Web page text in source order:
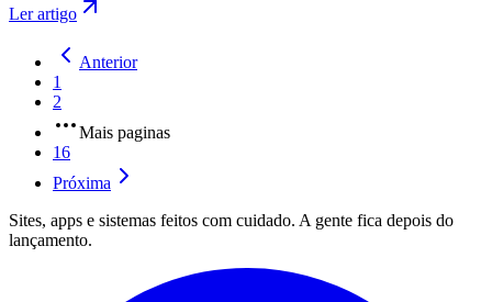
Ler artigo
Anterior
1
2
Mais paginas
16
Próxima
Sites, apps e sistemas feitos com cuidado. A gente fica depois do
lançamento.